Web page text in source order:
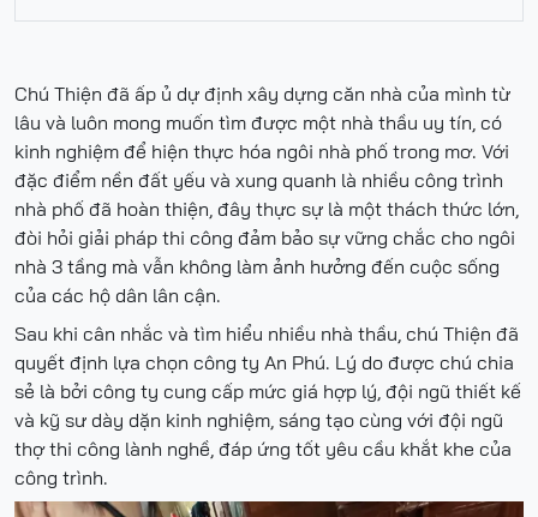
Chú Thiện đã ấp ủ dự định xây dựng căn nhà của mình từ
lâu và luôn mong muốn tìm được một nhà thầu uy tín, có
kinh nghiệm để hiện thực hóa ngôi nhà phố trong mơ. Với
đặc điểm nền đất yếu và xung quanh là nhiều công trình
nhà phố đã hoàn thiện, đây thực sự là một thách thức lớn,
đòi hỏi giải pháp thi công đảm bảo sự vững chắc cho ngôi
nhà 3 tầng mà vẫn không làm ảnh hưởng đến cuộc sống
của các hộ dân lân cận.
Sau khi cân nhắc và tìm hiểu nhiều nhà thầu, chú Thiện đã
quyết định lựa chọn công ty An Phú. Lý do được chú chia
sẻ là bởi công ty cung cấp mức giá hợp lý, đội ngũ thiết kế
và kỹ sư dày dặn kinh nghiệm, sáng tạo cùng với đội ngũ
thợ thi công lành nghề, đáp ứng tốt yêu cầu khắt khe của
công trình.